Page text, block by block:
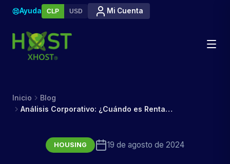
Ayuda CLP USD Mi Cuenta
Inicio
Blog
Análisis Corporativo: ¿Cuándo es Rentable Migrar a un Servicio de Housing?
HOUSING 19 de agosto de 2024